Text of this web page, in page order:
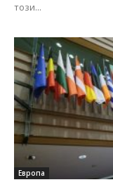
този...
Европа